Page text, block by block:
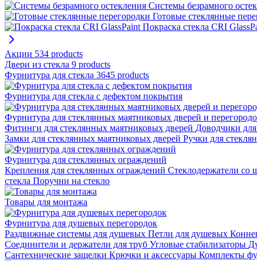
Системы безрамного
Готовые стеклянные
Покраска стекла CRI
Акции 534 products
Двери из стекла 9 products
Фурнитура для стекла 3645 products
Фурнитура для стекла с дефектом покрытия
Фурнитура для стеклянных маятниковых дверей и
Фитинги для стеклянных маятниковых дверей Доводчики
Замки для стеклянных маятниковых дверей Ручки для
Фурнитура для стеклянных ограждений
Крепления для стеклянных ограждений Стеклодержатели со
стекла Поручни на стекло
Товары для монтажа
Фурнитура для душевых перегородок
Раздвижные системы для душевых Петли для душевых
Соединители и держатели для труб Угловые стабилизаторы
Сантехнические защелки Крючки и аксессуары Комплекты